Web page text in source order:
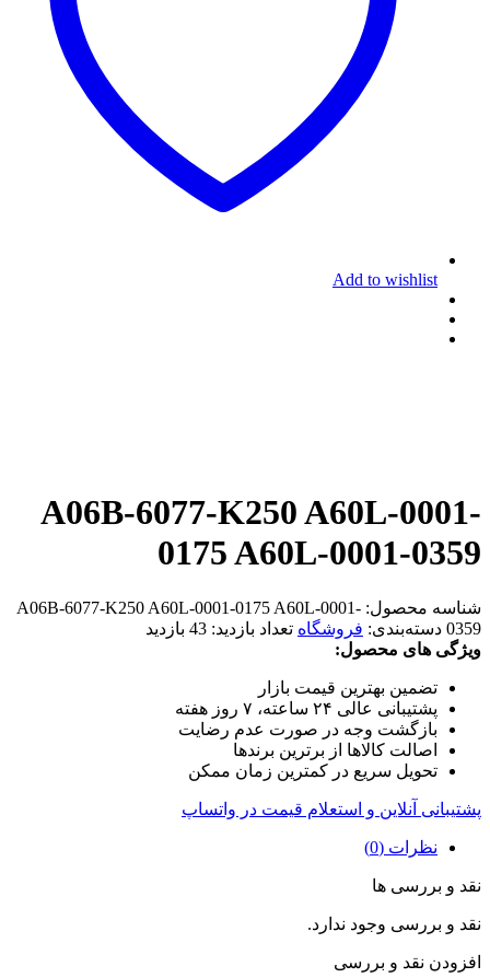
Add to wishlist
A06B-6077-K250 A60L-0001-
0175 A60L-0001-0359
شناسه محصول: A06B-6077-K250 A60L-0001-0175 A60L-0001-
0359 دسته‌بندی: فروشگاه تعداد بازدید: 43 بازدید
ویژگی های محصول:
تضمین بهترین قیمت بازار
پشتیبانی عالی ۲۴ ساعته، ۷ روز هفته
بازگشت وجه در صورت عدم رضایت
اصالت کالاها از برترین برندها
تحویل سریع در کمترین زمان ممکن
پشتیبانی آنلاین و استعلام قیمت در واتساپ
نظرات (0)
نقد و بررسی ها
نقد و بررسی وجود ندارد.
افزودن نقد و بررسی